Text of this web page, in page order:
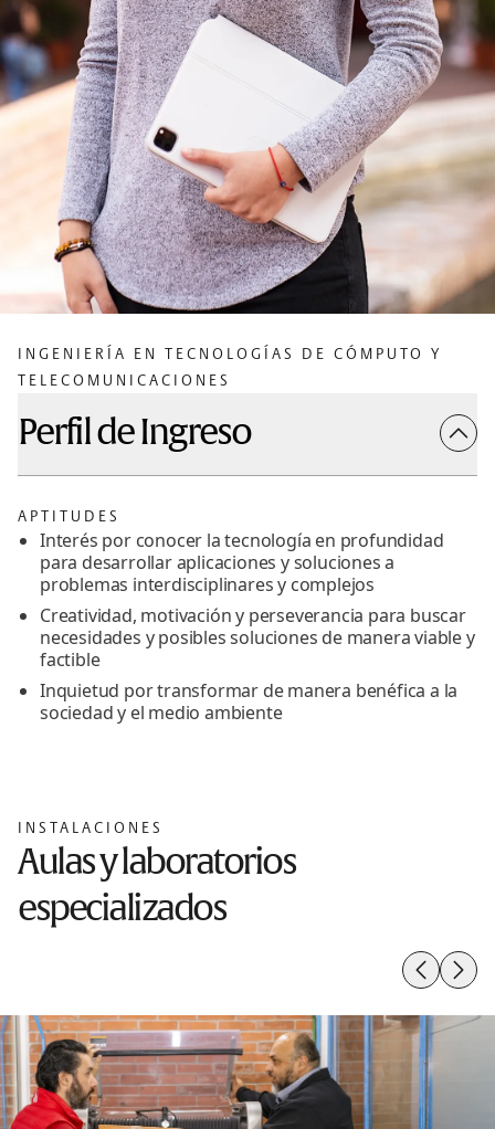
INGENIERÍA EN TECNOLOGÍAS DE CÓMPUTO Y
TELECOMUNICACIONES
Perfil de Ingreso
APTITUDES
Interés por conocer la tecnología en profundidad
para desarrollar aplicaciones y soluciones a
problemas interdisciplinares y complejos
Creatividad, motivación y perseverancia para buscar
necesidades y posibles soluciones de manera viable y
factible
Inquietud por transformar de manera benéfica a la
sociedad y el medio ambiente
INSTALACIONES
Aulas y laboratorios
especializados